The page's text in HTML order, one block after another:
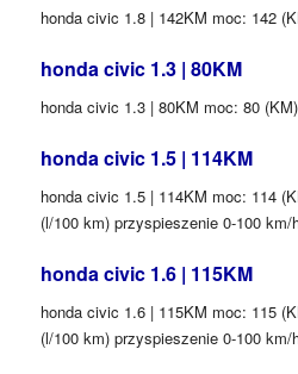
honda civic 1.8 | 142KM moc: 142
honda civic 1.3 | 80KM
honda civic 1.3 | 80KM moc: 80
honda civic 1.5 | 114KM
honda civic 1.5 | 114KM moc: 114
(l/100 km) przyspieszenie 0-100
honda civic 1.6 | 115KM
honda civic 1.6 | 115KM moc: 115
(l/100 km) przyspieszenie 0-100